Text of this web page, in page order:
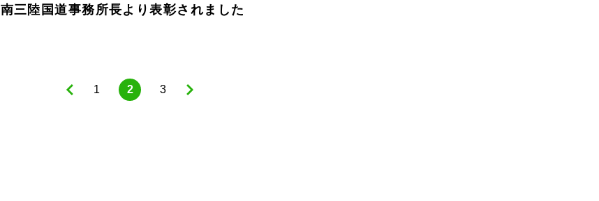
南三陸国道事務所長より表彰されました
1 2 3